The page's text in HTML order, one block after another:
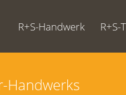
R+S-Handwerk R+S-
Handwerks